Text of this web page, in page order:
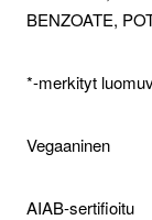
BENZOATE,
*-merkityt
Vegaaninen
AIAB-sertifioitu